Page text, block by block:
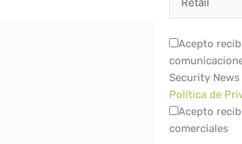
Acepto
Security
Política de
Acepto
comerciales